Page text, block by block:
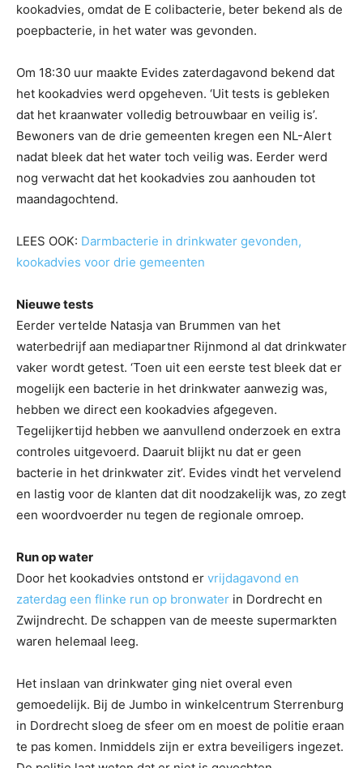
kookadvies, omdat de E colibacterie, beter bekend als de
poepbacterie, in het water was gevonden.
Om 18:30 uur maakte Evides zaterdagavond bekend dat
het kookadvies werd opgeheven. ‘Uit tests is gebleken
dat het kraanwater volledig betrouwbaar en veilig is’.
Bewoners van de drie gemeenten kregen een NL-Alert
nadat bleek dat het water toch veilig was. Eerder werd
nog verwacht dat het kookadvies zou aanhouden tot
maandagochtend.
LEES OOK: Darmbacterie in drinkwater gevonden,
kookadvies voor drie gemeenten
Nieuwe tests
Eerder vertelde Natasja van Brummen van het
waterbedrijf aan mediapartner Rijnmond al dat drinkwater
vaker wordt getest. ‘Toen uit een eerste test bleek dat er
mogelijk een bacterie in het drinkwater aanwezig was,
hebben we direct een kookadvies afgegeven.
Tegelijkertijd hebben we aanvullend onderzoek en extra
controles uitgevoerd. Daaruit blijkt nu dat er geen
bacterie in het drinkwater zit’. Evides vindt het vervelend
en lastig voor de klanten dat dit noodzakelijk was, zo zegt
een woordvoerder nu tegen de regionale omroep.
Run op water
Door het kookadvies ontstond er vrijdagavond en
zaterdag een flinke run op bronwater in Dordrecht en
Zwijndrecht. De schappen van de meeste supermarkten
waren helemaal leeg.
Het inslaan van drinkwater ging niet overal even
gemoedelijk. Bij de Jumbo in winkelcentrum Sterrenburg
in Dordrecht sloeg de sfeer om en moest de politie eraan
te pas komen. Inmiddels zijn er extra beveiligers ingezet.